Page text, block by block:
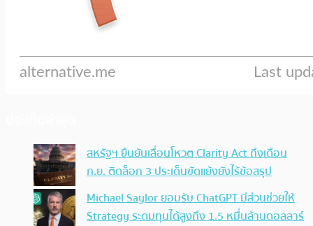
สหรัฐฯ ยืนยันเลื่อนโหวต Clarity Act ถึงเดือน
ก.ย. ติดล็อก 3 ประเด็นขัดแย้งยังไร้ข้อสรุป
Michael Saylor ยอมรับ ChatGPT มีส่วนช่วยให้
Strategy ระดมทุนได้สูงถึง 1.5 หมื่นล้านดอลลาร์